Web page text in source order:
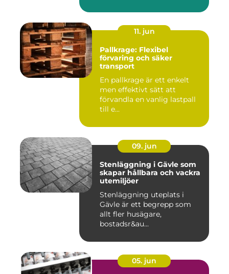
11. jun
Pallkrage: Flexibel
förvaring och säker
transport
En pallkrage är ett enkelt
men effektivt sätt att
förvandla en vanlig lastpall
till e...
09. jun
Stenläggning i Gävle som
skapar hållbara och vackra
utemiljöer
Stenläggning uteplats i
Gävle är ett begrepp som
allt fler husägare,
bostadsr&au...
05. jun